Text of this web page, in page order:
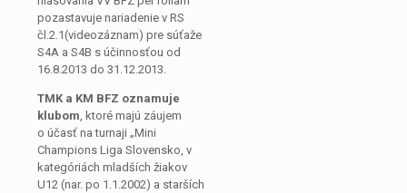
pozastavuje nariadenie v RS
čl.2.1(videozáznam) pre súťaže
S4A a S4B s účinnosťou od
16.8.2013 do 31.12.2013.
TMK a KM BFZ oznamuje
klubom, ktoré majú záujem
o účasť na turnaji „Mini
Champions Liga Slovensko, v
kategóriách mladších žiakov
U12 (nar. po 1.1.2002) a starších